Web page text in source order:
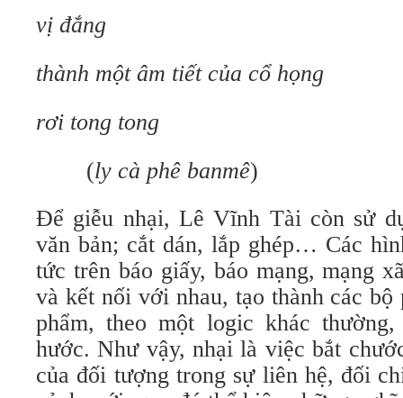
vị đắng
thành một âm tiết của cổ họng
rơi tong tong
(ly cà phê banmê)
Để giễu nhại, Lê Vĩnh Tài còn sử
văn bản; cắt dán, lắp ghép… Các
tức trên báo giấy, báo mạng, mạng
và kết nối với nhau, tạo thành các
phẩm, theo một logic khác
hước. Như vậy, nhại là việc bắt
của đối tượng trong sự liên hệ, đối